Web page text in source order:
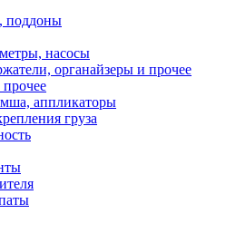
поддоны
насосы
органайзеры и прочее
аппликаторы
груза